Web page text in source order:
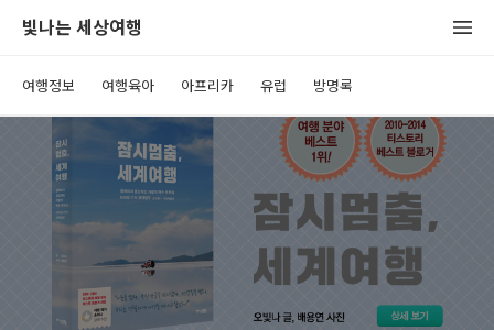
빛나는 세상여행
여행정보 여행육아 아프리카 유럽 방명록